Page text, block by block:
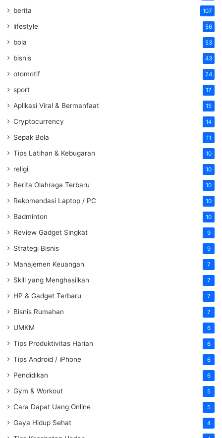
berita 107
lifestyle 56
bola 53
bisnis 43
otomotif 24
sport 17
Aplikasi Viral & Bermanfaat 15
Cryptocurrency 14
Sepak Bola 11
Tips Latihan & Kebugaran 10
religi 10
Berita Olahraga Terbaru 10
Rekomendasi Laptop / PC 10
Badminton 10
Review Gadget Singkat 9
Strategi Bisnis 9
Manajemen Keuangan 7
Skill yang Menghasilkan 7
HP & Gadget Terbaru 7
Bisnis Rumahan 7
UMKM 6
Tips Produktivitas Harian 6
Tips Android / iPhone 6
Pendidikan 6
Gym & Workout 5
Cara Dapat Uang Online 5
Gaya Hidup Sehat 4